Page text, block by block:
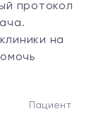
протокол
на
Пациент